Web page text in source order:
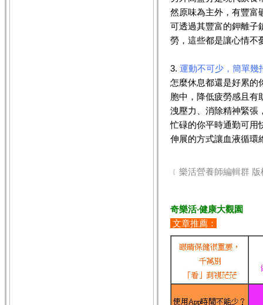
然原味為主外，有豐富
可透過其豐富的鉀離子
勞，這些都是讓心情不
3. 運動不可少，簡單幾
怎麼休息都還是好累的
胞中，降低疲勞感且有
洩壓力、消除精神緊張
忙碌的你平時通勤可用
伸展的方式讓血液循環
﹝樂活營養師編輯群
奇樂活‧健康大觀園
文章推薦：